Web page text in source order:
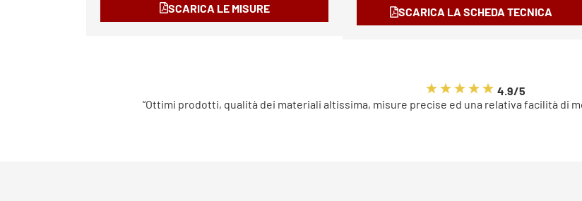
SCARICA LE MISURE SCARICA LA SCHEDA TECNICA
4.9/5
“Ottimi prodotti, qualità dei materiali altissima, misure precise ed una relativa facilità di